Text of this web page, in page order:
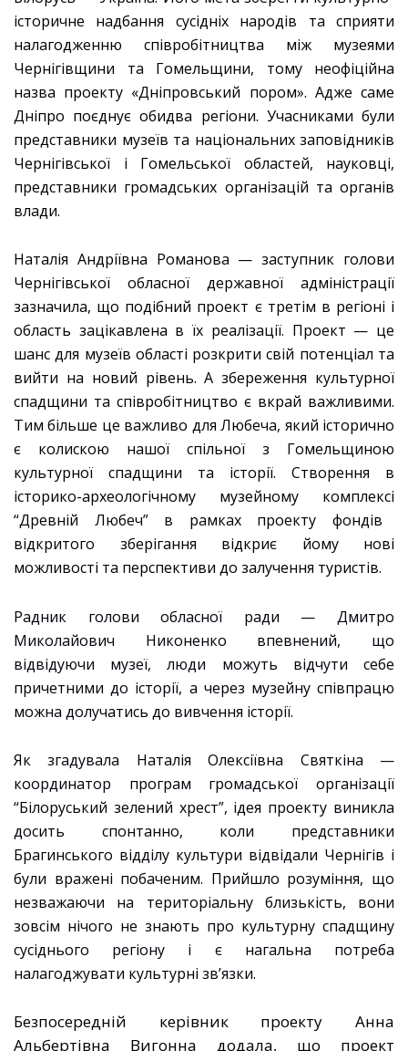
історичне надбання сусідніх народів та сприяти
налагодженню співробітництва між музеями
Чернігівщини та Гомельщини, тому неофіційна
назва проекту «Дніпровський пором». Адже саме
Дніпро поєднує обидва регіони. Учасниками були
представники музеїв та національних заповідників
Чернігівської і Гомельської областей, науковці,
представники громадських організацій та органів
влади.
Наталія Андріївна Романова — заступник голови
Чернігівської обласної державної адміністрації
зазначила, що подібний проект є третім в регіоні і
область зацікавлена в їх реалізації. Проект — це
шанс для музеїв області розкрити свій потенціал та
вийти на новий рівень. А збереження культурної
спадщини та співробітництво є вкрай важливими.
Тим більше це важливо для Любеча, який історично
є колискою нашої спільної з Гомельщиною
культурної спадщини та історії. Створення в
історико-археологічному музейному комплексі
“Древній Любеч” в рамках проекту фондів
відкритого зберігання відкриє йому нові
можливості та перспективи до залучення туристів.
Радник голови обласної ради — Дмитро
Миколайович Никоненко впевнений, що
відвідуючи музеї, люди можуть відчути себе
причетними до історії, а через музейну співпрацю
можна долучатись до вивчення історії.
Як згадувала Наталія Олексіївна Святкіна —
координатор програм громадської організації
“Білоруський зелений хрест”, ідея проекту виникла
досить спонтанно, коли представники
Брагинського відділу культури відвідали Чернігів і
були вражені побаченим. Прийшло розуміння, що
незважаючи на територіальну близькість, вони
зовсім нічого не знають про культурну спадщину
сусіднього регіону і є нагальна потреба
налагоджувати культурні зв’язки.
Безпосередній керівник проекту Анна
Альбертівна Вигонна додала, що проект